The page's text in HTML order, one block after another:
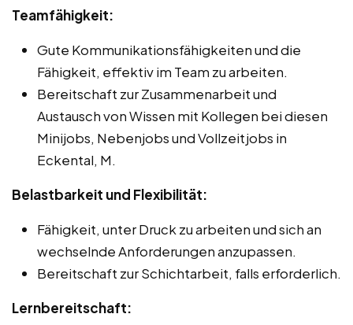
Teamfähigkeit:
Gute Kommunikationsfähigkeiten und die
Fähigkeit, effektiv im Team zu arbeiten.
Bereitschaft zur Zusammenarbeit und
Austausch von Wissen mit Kollegen bei diesen
Minijobs, Nebenjobs und Vollzeitjobs in
Eckental, M.
Belastbarkeit und Flexibilität:
Fähigkeit, unter Druck zu arbeiten und sich an
wechselnde Anforderungen anzupassen.
Bereitschaft zur Schichtarbeit, falls erforderlich.
Lernbereitschaft: